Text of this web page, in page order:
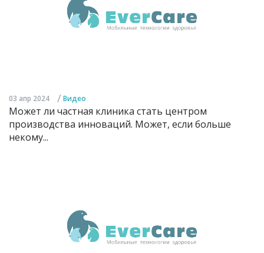
03 апр 2024 / Видео
Может ли частная клиника стать центром
производства инноваций. Может, если больше
некому...